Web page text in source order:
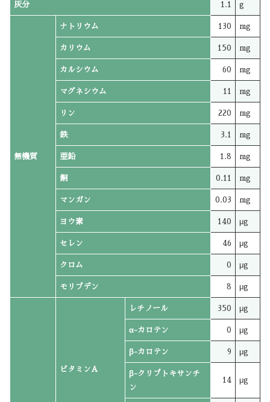
灰分 1.1 g
無機質
ナトリウム 130 mg
カリウム 150 mg
カルシウム 60 mg
マグネシウム 11 mg
リン 220 mg
鉄 3.1 mg
亜鉛 1.8 mg
銅 0.11 mg
マンガン 0.03 mg
ヨウ素 140 μg
セレン 46 μg
クロム 0 μg
モリブデン 8 μg
ビタミンA
レチノール 350 μg
α-カロテン 0 μg
β-カロテン 9 μg
β-クリプトキサンチ
ン
14 μg